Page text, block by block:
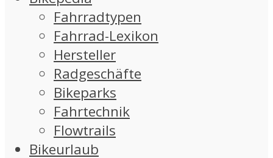
Fahrradtypen
Fahrrad-Lexikon
Hersteller
Radgeschäfte
Bikeparks
Fahrtechnik
Flowtrails
Bikeurlaub